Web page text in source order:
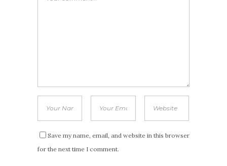
Save my name, email, and website in this browser
for the next time I comment.